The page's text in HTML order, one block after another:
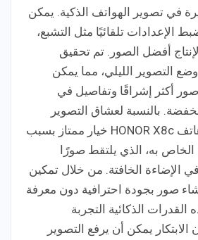
في تصوير الهواتف الذكية. يمكن
الإعدادات تلقائيًا مثل التشبع،
لإنتاج أفضل الصور. تم تحقيق
التصوير الليلي، مما يمكن
أكثر إشراقًا وتفاصيل في
بالنسبة لعشاق التصوير
الفوتوغرافي، فإن هاتف HONOR X8c خيار ممتاز بسبب
الخاص به، الذي يلتقط صورًا
الإضاءة الخافتة. من خلال تمكين
صور بجودة احترافية دون معرفة
القدرات الذكائية التجربة
يمكن أن يرفع التصوير